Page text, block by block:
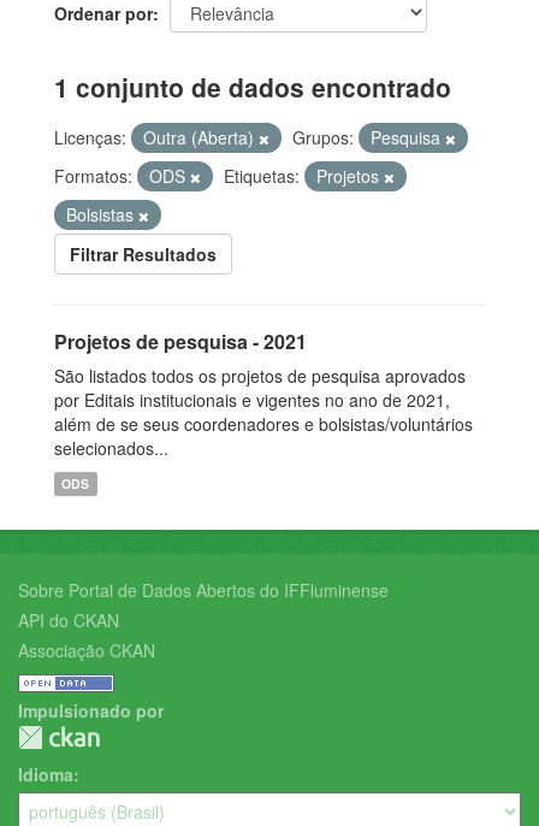
Ordenar por
1 conjunto de dados encontrado
Licenças: Outra (Aberta) Grupos:
Pesquisa
Formatos:
ODS Etiquetas:
Projetos
Bolsistas
Filtrar Resultados
Projetos de pesquisa - 2021
São listados todos os projetos de pesquisa aprovados
por Editais institucionais e vigentes no ano de 2021,
além de se seus coordenadores e bolsistas/voluntários
selecionados...
ODS
Sobre Portal de Dados Abertos do IFFluminense
API do CKAN
Associação CKAN
Impulsionado por
Idioma